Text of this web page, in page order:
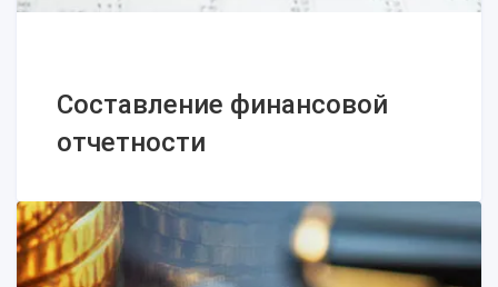
Составление финансовой
отчетности
Составление финансовой